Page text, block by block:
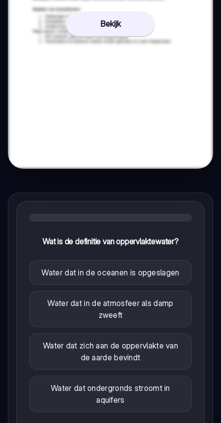
Bekijk
Wat is de definitie van oppervlaktewater?
Water dat in de oceanen is opgeslagen
Water dat in de atmosfeer als damp
zweeft
Water dat zich aan de oppervlakte van
de aarde bevindt
Water dat ondergronds stroomt in
aquifers